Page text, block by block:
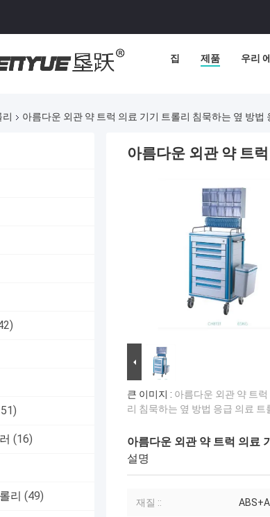
집 제품 우리
리 아름다운 외관 약 트럭 의료 기기 트롤리 침묵하는 옆 방법
(16)
리 (49)
아름다운 외관 약 트
큰 이미지 : 아름다운 외관 약 트
리 침묵하는 옆 방법 응급 의료 트
아름다운 외관 약 트럭 의료
설명
재질 ::